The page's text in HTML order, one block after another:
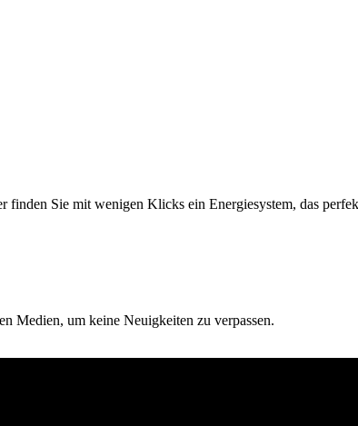
Sie mit wenigen Klicks ein Energiesystem, das
Medien, um keine Neuigkeiten zu verpassen.